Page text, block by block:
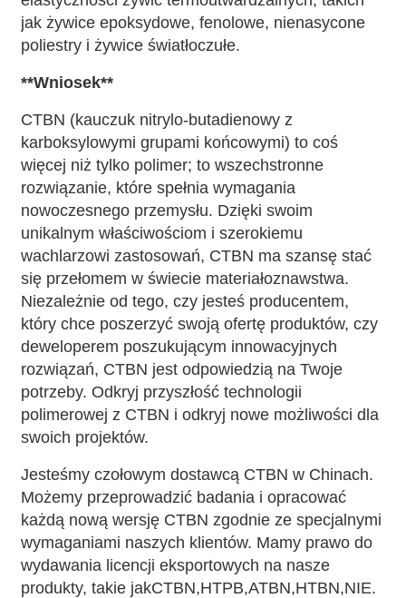
jak żywice epoksydowe, fenolowe, nienasycone
poliestry i żywice światłoczułe.
**Wniosek**
CTBN (kauczuk nitrylo-butadienowy z
karboksylowymi grupami końcowymi) to coś
więcej niż tylko polimer; to wszechstronne
rozwiązanie, które spełnia wymagania
nowoczesnego przemysłu. Dzięki swoim
unikalnym właściwościom i szerokiemu
wachlarzowi zastosowań, CTBN ma szansę stać
się przełomem w świecie materiałoznawstwa.
Niezależnie od tego, czy jesteś producentem,
który chce poszerzyć swoją ofertę produktów, czy
deweloperem poszukującym innowacyjnych
rozwiązań, CTBN jest odpowiedzią na Twoje
potrzeby. Odkryj przyszłość technologii
polimerowej z CTBN i odkryj nowe możliwości dla
swoich projektów.
Jesteśmy czołowym dostawcą CTBN w Chinach.
Możemy przeprowadzić badania i opracować
każdą nową wersję CTBN zgodnie ze specjalnymi
wymaganiami naszych klientów. Mamy prawo do
wydawania licencji eksportowych na nasze
produkty, takie jakCTBN,HTPB,ATBN,HTBN,NIE.